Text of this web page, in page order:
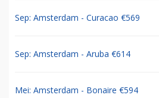
Sep: Amsterdam - Curacao €569
Sep: Amsterdam - Aruba €614
Mei: Amsterdam - Bonaire €594